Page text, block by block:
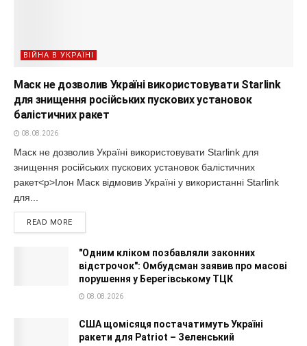
ВІЙНА В УКРАЇНІ
Маск не дозволив Україні використовувати Starlink
для знищення російських пускових установок
балістичних ракет
08.08.2026
Маск не дозволив Україні використовувати Starlink для
знищення російських пускових установок балістичних
ракет<p>Ілон Маск відмовив Україні у використанні Starlink
для...
READ MORE
"Одним кліком позбавляли законних
відстрочок": Омбудсман заявив про масові
порушення у Берегівському ТЦК
08.08.2026
США щомісяця постачатимуть Україні
ракети для Patriot – Зеленський